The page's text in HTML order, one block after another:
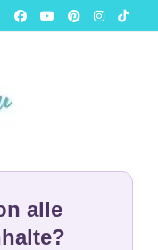
alle